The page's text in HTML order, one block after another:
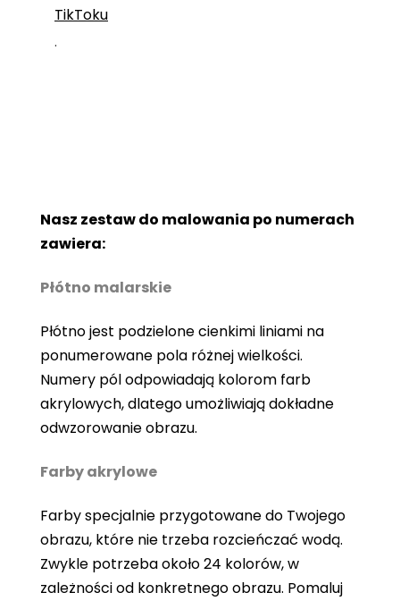
TikToku
.
Nasz zestaw do malowania po numerach
zawiera:
Płótno malarskie
Płótno jest podzielone cienkimi liniami na
ponumerowane pola różnej wielkości.
Numery pól odpowiadają kolorom farb
akrylowych, dlatego umożliwiają dokładne
odwzorowanie obrazu.
Farby akrylowe
Farby specjalnie przygotowane do Twojego
obrazu, które nie trzeba rozcieńczać wodą.
Zwykle potrzeba około 24 kolorów, w
zależności od konkretnego obrazu. Pomaluj